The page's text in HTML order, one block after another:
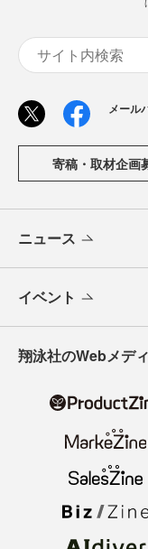
ニュース
イベント